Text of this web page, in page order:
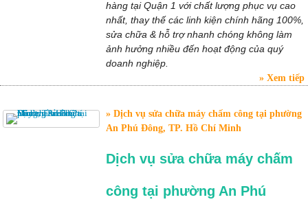
hàng tại Quận 1 với chất lượng phục vụ cao
nhất, thay thế các linh kiện chính hãng 100%,
sửa chữa & hỗ trợ nhanh chóng không làm
ảnh hưởng nhiều đến hoạt động của quý
doanh nghiệp.
Xem tiếp
Dịch vụ sửa chữa máy chấm công tại phường
An Phú Đông, TP. Hồ Chí Minh
Dịch vụ sửa chữa máy chấm
công tại phường An Phú